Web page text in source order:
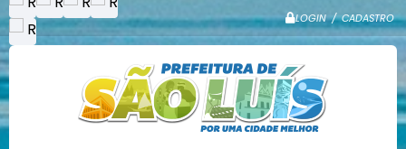
LOGIN / CADASTRO